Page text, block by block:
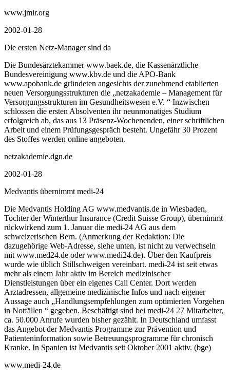
www.jmir.org
2002-01-28
Die ersten Netz-Manager sind da
Die Bundesärztekammer www.baek.de, die Kassenärztliche
Bundesvereinigung www.kbv.de und die APO-Bank
www.apobank.de gründeten angesichts der zunehmend etablierten
neuen Versorgungsstrukturen die „netzakademie – Management für
Versorgungsstrukturen im Gesundheitswesen e.V. “ Inzwischen
schlossen die ersten Absolventen ihr neunmonatiges Studium
erfolgreich ab, das aus 13 Präsenz-Wochenenden, einer schriftlichen
Arbeit und einem Prüfungsgespräch besteht. Ungefähr 30 Prozent
des Stoffes werden online angeboten.
netzakademie.dgn.de
2002-01-28
Medvantis übernimmt medi-24
Die Medvantis Holding AG www.medvantis.de in Wiesbaden,
Tochter der Winterthur Insurance (Credit Suisse Group), übernimmt
rückwirkend zum 1. Januar die medi-24 AG aus dem
schweizerischen Bern. (Anmerkung der Redaktion: Die
dazugehörige Web-Adresse, siehe unten, ist nicht zu verwechseln
mit www.med24.de oder www.medi24.de). Über den Kaufpreis
wurde wie üblich Stillschweigen vereinbart. medi-24 ist seit etwas
mehr als einem Jahr aktiv im Bereich medizinischer
Dienstleistungen über ein eigenes Call Center. Dort werden
Arztadressen, allgemeine medizinische Infos und nach eigener
Aussage auch „Handlungsempfehlungen zum optimierten Vorgehen
in Notfällen “ gegeben. Beschäftigt sind bei medi-24 27 Mitarbeiter,
ca. 50.000 Anrufe wurden bisher gezählt. In Deutschland umfasst
das Angebot der Medvantis Programme zur Prävention und
Patienteninformation sowie Betreuungsprogramme für chronisch
Kranke. In Spanien ist Medvantis seit Oktober 2001 aktiv. (bge)
www.medi-24.de